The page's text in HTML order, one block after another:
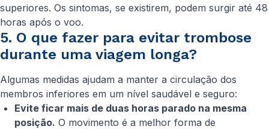
superiores. Os sintomas, se existirem, podem surgir até 48
horas após o voo.
5. O que fazer para evitar trombose
durante uma viagem longa?
Algumas medidas ajudam a manter a circulação dos
membros inferiores em um nível saudável e seguro:
Evite ficar mais de duas horas parado na mesma
posição. O movimento é a melhor forma de